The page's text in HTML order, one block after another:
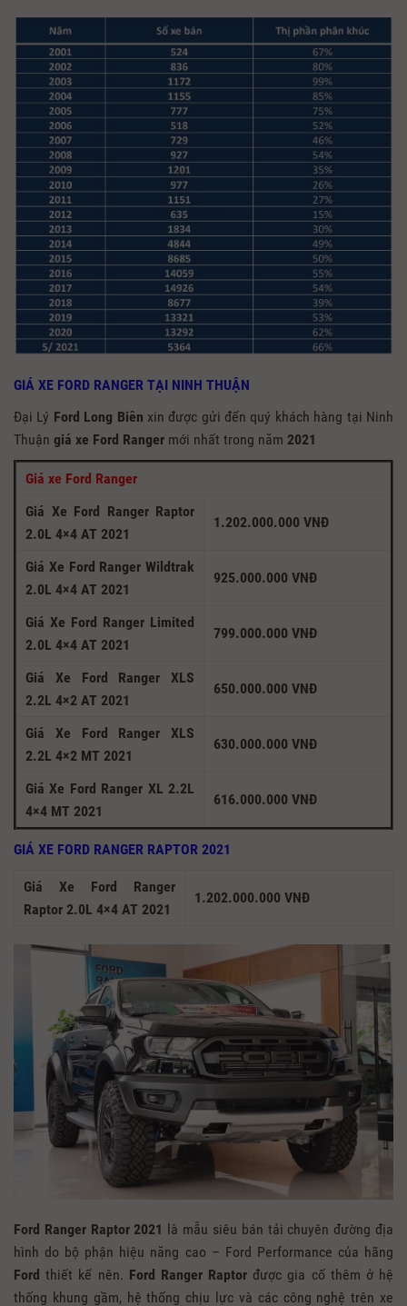
GIÁ XE FORD RANGER TẠI NINH THUẬN
Đại Lý Ford Long Biên xin được gửi đến quý khách hàng tại Ninh
Thuận giá xe Ford Ranger mới nhất trong năm 2021
Giá xe Ford Ranger
Giá Xe Ford Ranger Raptor
2.0L 4×4 AT 2021
1.202.000.000 VNĐ
Giá Xe Ford Ranger Wildtrak
2.0L 4×4 AT 2021
925.000.000 VNĐ
Giá Xe Ford Ranger Limited
2.0L 4×4 AT 2021
799.000.000 VNĐ
Giá Xe Ford Ranger XLS
2.2L 4×2 AT 2021
650.000.000 VNĐ
Giá Xe Ford Ranger XLS
2.2L 4×2 MT 2021
630.000.000 VNĐ
Giá Xe Ford Ranger XL 2.2L
4×4 MT 2021
616.000.000 VNĐ
GIÁ XE FORD RANGER RAPTOR 2021
Giá Xe Ford Ranger
Raptor 2.0L 4×4 AT 2021
1.202.000.000 VNĐ
Ford Ranger Raptor 2021 là mẫu siêu bán tải chuyên đường địa
hình do bộ phận hiệu năng cao – Ford Performance của hãng
Ford thiết kế nên. Ford Ranger Raptor được gia cố thêm ở hệ
thống khung gầm, hệ thống chịu lực và các công nghệ trên xe